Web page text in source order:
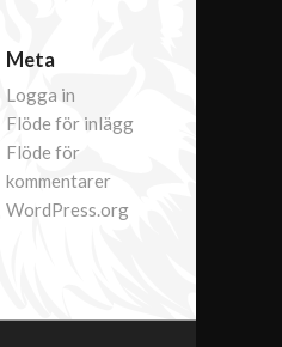
Meta
Logga in
Flöde för inlägg
Flöde för
kommentarer
WordPress.org